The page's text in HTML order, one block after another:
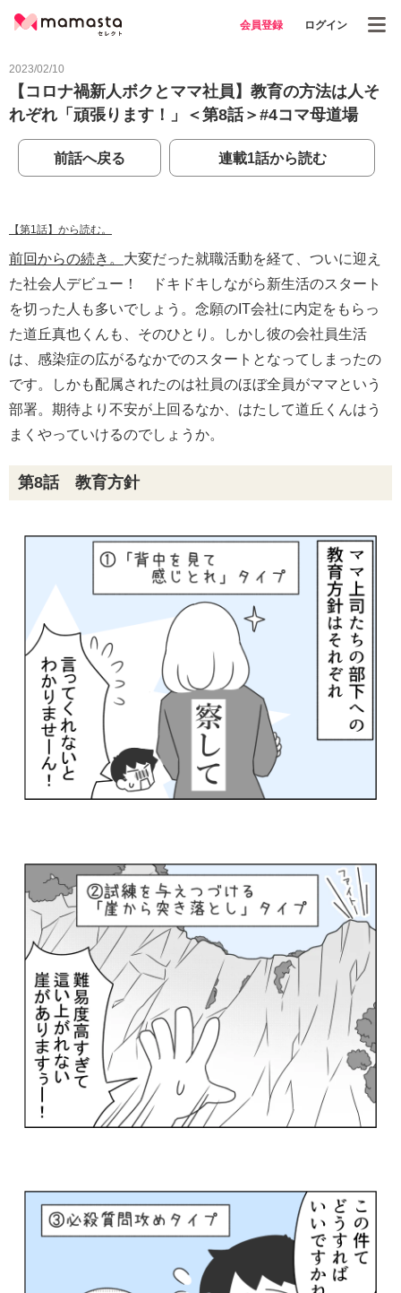
会員登録 ログイン
2023/02/10
【コロナ禍新人ボクとママ社員】教育の方法は人そ
れぞれ「頑張ります！」＜第8話＞#4コマ母道場
前話へ戻る 連載1話から読む
【第1話】から読む。
前回からの続き。 大変だった就職活動を経て、ついに迎え
た社会人デビュー！ ドキドキしながら新生活のスタート
を切った人も多いでしょう。念願のIT会社に内定をもらっ
た道丘真也くんも、そのひとり。しかし彼の会社員生活
は、感染症の広がるなかでのスタートとなってしまったの
です。しかも配属されたのは社員のほぼ全員がママという
部署。期待より不安が上回るなか、はたして道丘くんはう
まくやっていけるのでしょうか。
第8話 教育方針